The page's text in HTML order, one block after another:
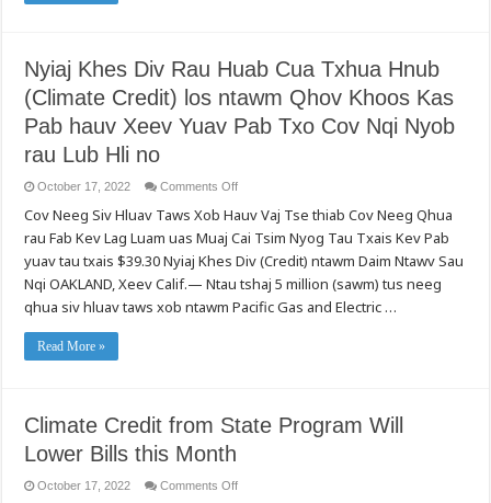
Nyiaj Khes Div Rau Huab Cua Txhua Hnub
(Climate Credit) los ntawm Qhov Khoos Kas
Pab hauv Xeev Yuav Pab Txo Cov Nqi Nyob
rau Lub Hli no
October 17, 2022 Comments Offon
Khes
Div
Rau
Cua
Txhua
Hnub
(Climate
Credit)
Xeev
Yuav
Nqi
Cov Neeg Siv Hluav Taws Xob Hauv Vaj Tse thiab Cov Neeg Qhua
rau Fab Kev Lag Luam uas Muaj Cai Tsim Nyog Tau Txais Kev Pab
yuav tau txais $39.30 Nyiaj Khes Div (Credit) ntawm Daim Ntawv Sau
Nqi OAKLAND, Xeev Calif.— Ntau tshaj 5 million (sawm) tus neeg
qhua siv hluav taws xob ntawm Pacific Gas and Electric …
Read More »
Climate Credit from State Program Will
Lower Bills this Month
October 17, 2022 Comments Offon